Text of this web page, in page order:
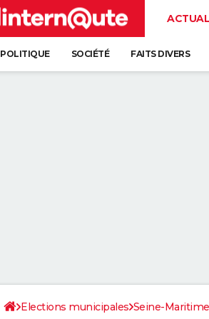
POLITIQUE SOCIÉTÉ FAITS DIVERS
Elections municipales Seine-Maritime